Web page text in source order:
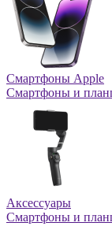
Смартфоны Apple
Смартфоны и
Аксессуары
Смартфоны и